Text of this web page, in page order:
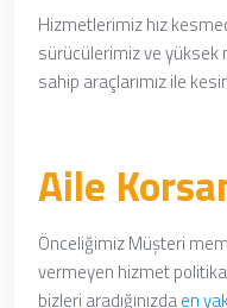
Hizmetlerimiz hız
sürücülerimiz ve yüksek
sahip araçlarımız ile
Aile
Önceliğimiz Müşteri
vermeyen hizmet
bizleri aradığınızdaen